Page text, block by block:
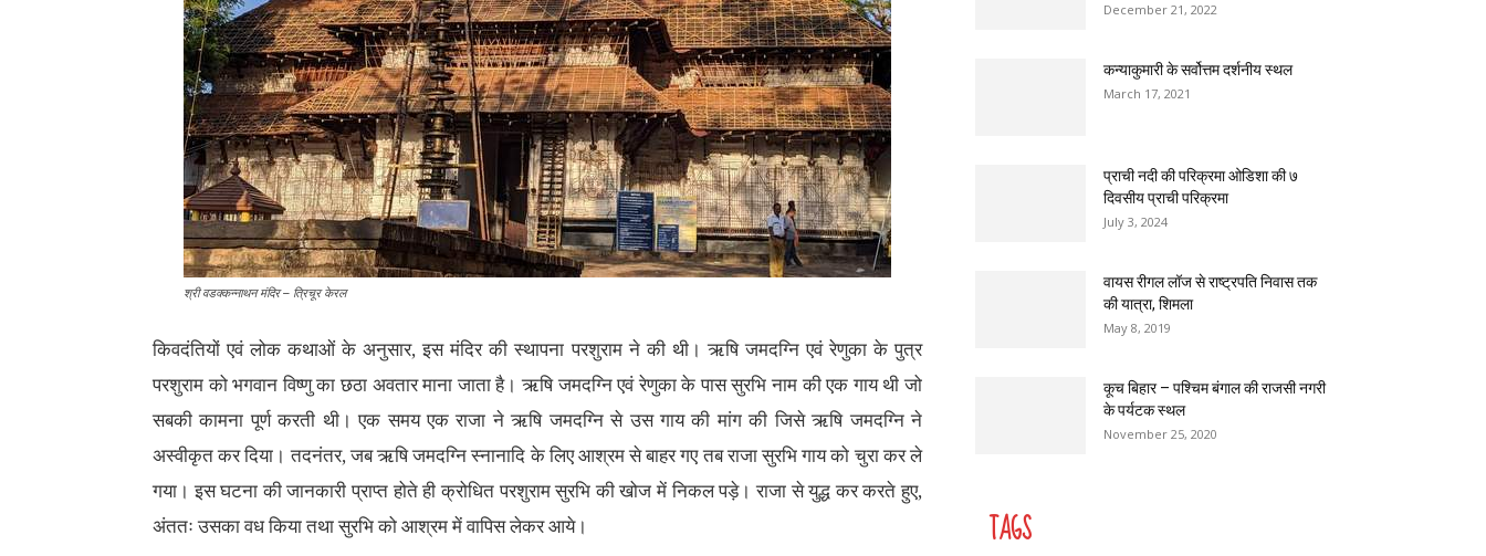
श्री वडक्कन्नाथन मंदिर – त्रिचूर केरल
किवदंतियों एवं लोक कथाओं के अनुसार, इस मंदिर की स्थापना परशुराम ने की थी। ऋषि जमदग्नि एवं रेणुका के पुत्र
परशुराम को भगवान विष्णु का छठा अवतार माना जाता है। ऋषि जमदग्नि एवं रेणुका के पास सुरभि नाम की एक गाय थी जो
सबकी कामना पूर्ण करती थी। एक समय एक राजा ने ऋषि जमदग्नि से उस गाय की मांग की जिसे ऋषि जमदग्नि ने
अस्वीकृत कर दिया। तदनंतर, जब ऋषि जमदग्नि स्नानादि के लिए आश्रम से बाहर गए तब राजा सुरभि गाय को चुरा कर ले
गया। इस घटना की जानकारी प्राप्त होते ही क्रोधित परशुराम सुरभि की खोज में निकल पड़े। राजा से युद्ध कर करते हुए,
अंततः उसका वध किया तथा सुरभि को आश्रम में वापिस लेकर आये।
December 21, 2022
कन्याकुमारी के सर्वोत्तम दर्शनीय स्थल
March 17, 2021
प्राची नदी की परिक्रमा ओडिशा की ७
दिवसीय प्राची परिक्रमा
July 3, 2024
वायस रीगल लॉज से राष्ट्रपति निवास तक
की यात्रा, शिमला
May 8, 2019
कूच बिहार – पश्चिम बंगाल की राजसी नगरी
के पर्यटक स्थल
November 25, 2020
TAGS